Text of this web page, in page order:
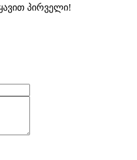
პირველი!